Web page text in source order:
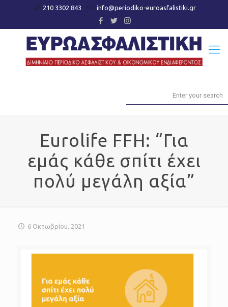
210 3302 843 info@periodiko-euroasfalistiki.gr
Eurolife FFH: “Για
εμάς κάθε σπίτι έχει
πολύ μεγάλη αξία”
6 Οκτωβρίου, 2021